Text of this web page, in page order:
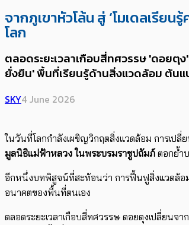
จากภูเขาหัวโล้น สู่ ‘โมเดลเรี
โลก
ตลอดระยะเวลาเกือบสี่ทศวรรษ 'ดอย
ยั่งยืน' พื้นที่เรียนรู้ด้านสิ่งแวดล้อม ต้น
SKY4 June 2026
ในวันที่โลกกำลังเผชิญวิกฤตสิ่งแวดล้อม การเป
มูลนิธิแม่ฟ้าหลวง ในพระบรมราชูปถัมภ์ ตอกย้ำ
อีกหนึ่งบทพิสูจน์ที่สะท้อนว่า การฟื้นฟูสิ่งแวดล้อม
อนาคตของพื้นที่ตนเอง
ตลอดระยะเวลาเกือบสี่ทศวรรษ ดอยตุงเปลี่ยน